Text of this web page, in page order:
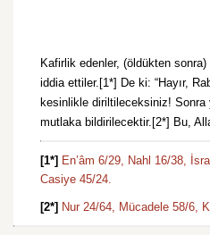
Kafirlik edenler, (öldükten
iddia ettiler.[1*] De ki: “Hayır,
kesinlikle diriltileceksiniz! Sonra
mutlaka bildirilecektir.[2*] Bu,
[1*] En’âm 6/29, Nahl 16/38,
Casiye 45/24.
[2*] Nur 24/64, Mücadele 58/6,